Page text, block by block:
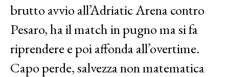
brutto avvio all’Adriatic Arena contro
Pesaro, ha il match in pugno ma si fa
riprendere e poi affonda all’overtime.
Capo perde, salvezza non matematica